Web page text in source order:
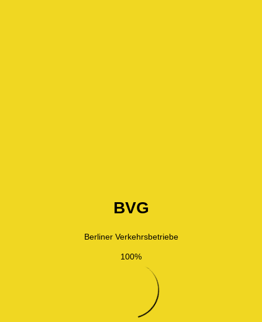
BVG
Berliner Verkehrsbetriebe
100%